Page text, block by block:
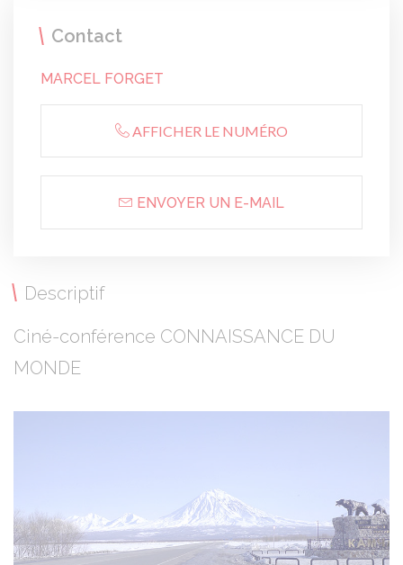
Contact
MARCEL FORGET
AFFICHER LE NUMÉRO
ENVOYER UN E-MAIL
Descriptif
Ciné-conférence CONNAISSANCE DU
MONDE